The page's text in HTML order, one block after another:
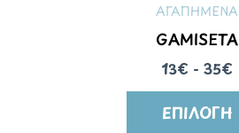
ΑΓΑΠΗΜΕΝΑ
GAMISETA
13€ - 35€
ΕΠΙΛΟΓΉ